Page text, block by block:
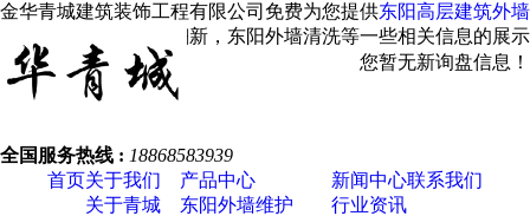
金华青城建筑装饰工程有限公司免费为您提供东阳高层建筑外墙
，东阳外墙涂料翻新，东阳外墙清洗等一些相关信息的展示
发布，请您关注本站！
您暂无新询盘信息！
全国服务热线 : 18868583939
首页关于我们
关于青城
产品中心
东阳外墙维护
新闻中心
行业资讯
联系我们